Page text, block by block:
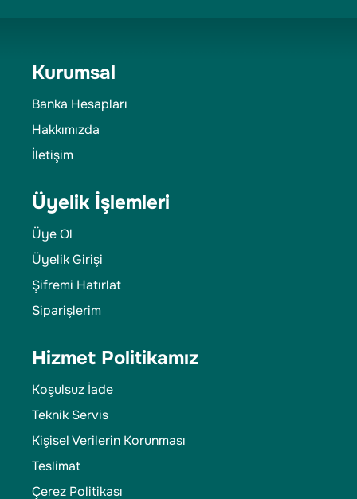
Kurumsal
Banka Hesapları
Hakkımızda
İletişim
Üyelik İşlemleri
Üye Ol
Üyelik Girişi
Şifremi Hatırlat
Siparişlerim
Hizmet Politikamız
Koşulsuz İade
Teknik Servis
Kişisel Verilerin Korunması
Teslimat
Çerez Politikası